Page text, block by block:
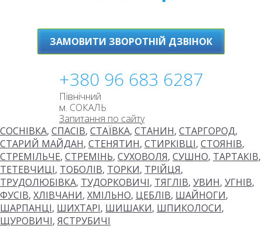
ЗАМОВИТИ ЗВОРОТНІЙ ДЗВІНОК
+380 96 683 6287
Північний
м. СОКАЛЬ
Запитання по сайту
СОСНІВКА, СПАСІВ, СТАЇВКА, СТАНИН, СТАРГОРОД,
СТАРИЙ МАЙДАН, СТЕНЯТИН, СТИРКІВЦІ, СТОЯНІВ,
СТРЕМІЛЬЧЕ, СТРЕМІНЬ, СУХОВОЛЯ, СУШНО, ТАРТАКІВ,
ТЕТЕВЧИЦІ, ТОБОЛІВ, ТОРКИ, ТРІЙЦЯ,
ТРУДОЛЮБІВКА, ТУДОРКОВИЧІ, ТЯГЛІВ, УВИН, УГНІВ,
ФУСІВ, ХЛІВЧАНИ, ХМІЛЬНО, ЦЕБЛІВ, ШАЙНОГИ,
ШАРПАНЦІ, ШИХТАРІ, ШИШАКИ, ШПИКОЛОСИ,
ЩУРОВИЧІ, ЯСТРУБИЧІ